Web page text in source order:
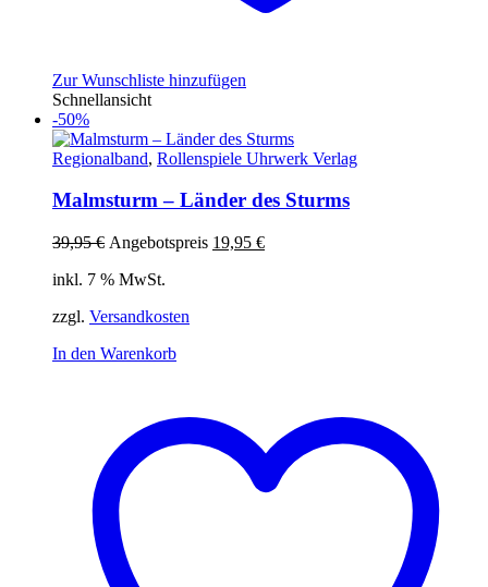
Zur Wunschliste hinzufügen
Schnellansicht
-50%
Regionalband, Rollenspiele Uhrwerk Verlag
Malmsturm – Länder des Sturms
39,95€ Ursprünglicher
war:
Angebotspreis 19,95 €Aktueller
inkl. 7 % MwSt.
zzgl. Versandkosten
In den Warenkorb